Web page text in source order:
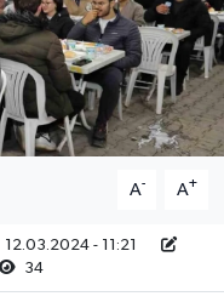
A- A+
12.03.2024 - 11:21
34